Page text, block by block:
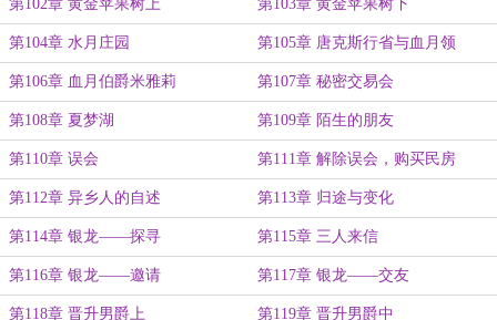
第102章 黄金苹果树上 第103章 黄金苹果树下
第104章 水月庄园 第105章 唐克斯行省与血月领
第106章 血月伯爵米雅莉 第107章 秘密交易会
第108章 夏梦湖 第109章 陌生的朋友
第110章 误会 第111章 解除误会，购买民房
第112章 异乡人的自述 第113章 归途与变化
第114章 银龙——探寻 第115章 三人来信
第116章 银龙——邀请 第117章 银龙——交友
第118章 晋升男爵上 第119章 晋升男爵中